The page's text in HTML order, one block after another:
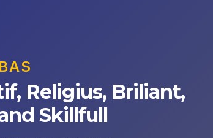
Religius, Briliant,
Skillfull